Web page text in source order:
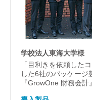
学校法人東海大学様
「目利きを依頼した
した6社のパッケー
『GrowOne 財務会計